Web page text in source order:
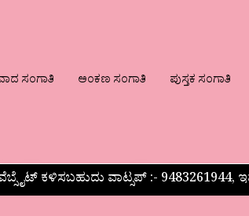
ಸಂಗಾತಿ ಅಂಕಣ ಸಂಗಾತಿ ಪುಸ್ತಕ ಸಂಗಾತಿ
ಕಳಿಸಬಹುದು ವಾಟ್ಸಪ್‌ :-